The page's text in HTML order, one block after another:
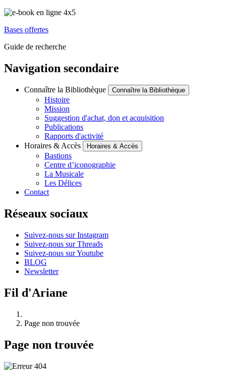
Bases offertes
Guide de recherche
Navigation secondaire
Connaître la Bibliothèque Connaître la Bibliothèque
Histoire
Mission
Suggestion d'achat, don et acquisition
Publications
Rapports d'activité
Horaires & Accès
Horaires & Accès
Bastions
Centre d’iconographie
La Musicale
Les Délices
Contact
Réseaux sociaux
Suivez-nous sur Instagram
Suivez-nous sur Threads
Suivez-nous sur Youtube
BLOG
Newsletter
Fil d'Ariane
Page non trouvée
Page non trouvée